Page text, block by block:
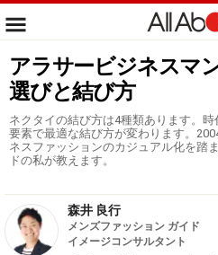
アラサービジネスマ
選びと結び方
ネクタイの結び方は4種類あります。
要素で最適な結び方が変わります。
ネスファッションのカジュアル化を踏
ドの私が教えます。
森井 良行
メンズファッション ガイド
イメージコンサルタント